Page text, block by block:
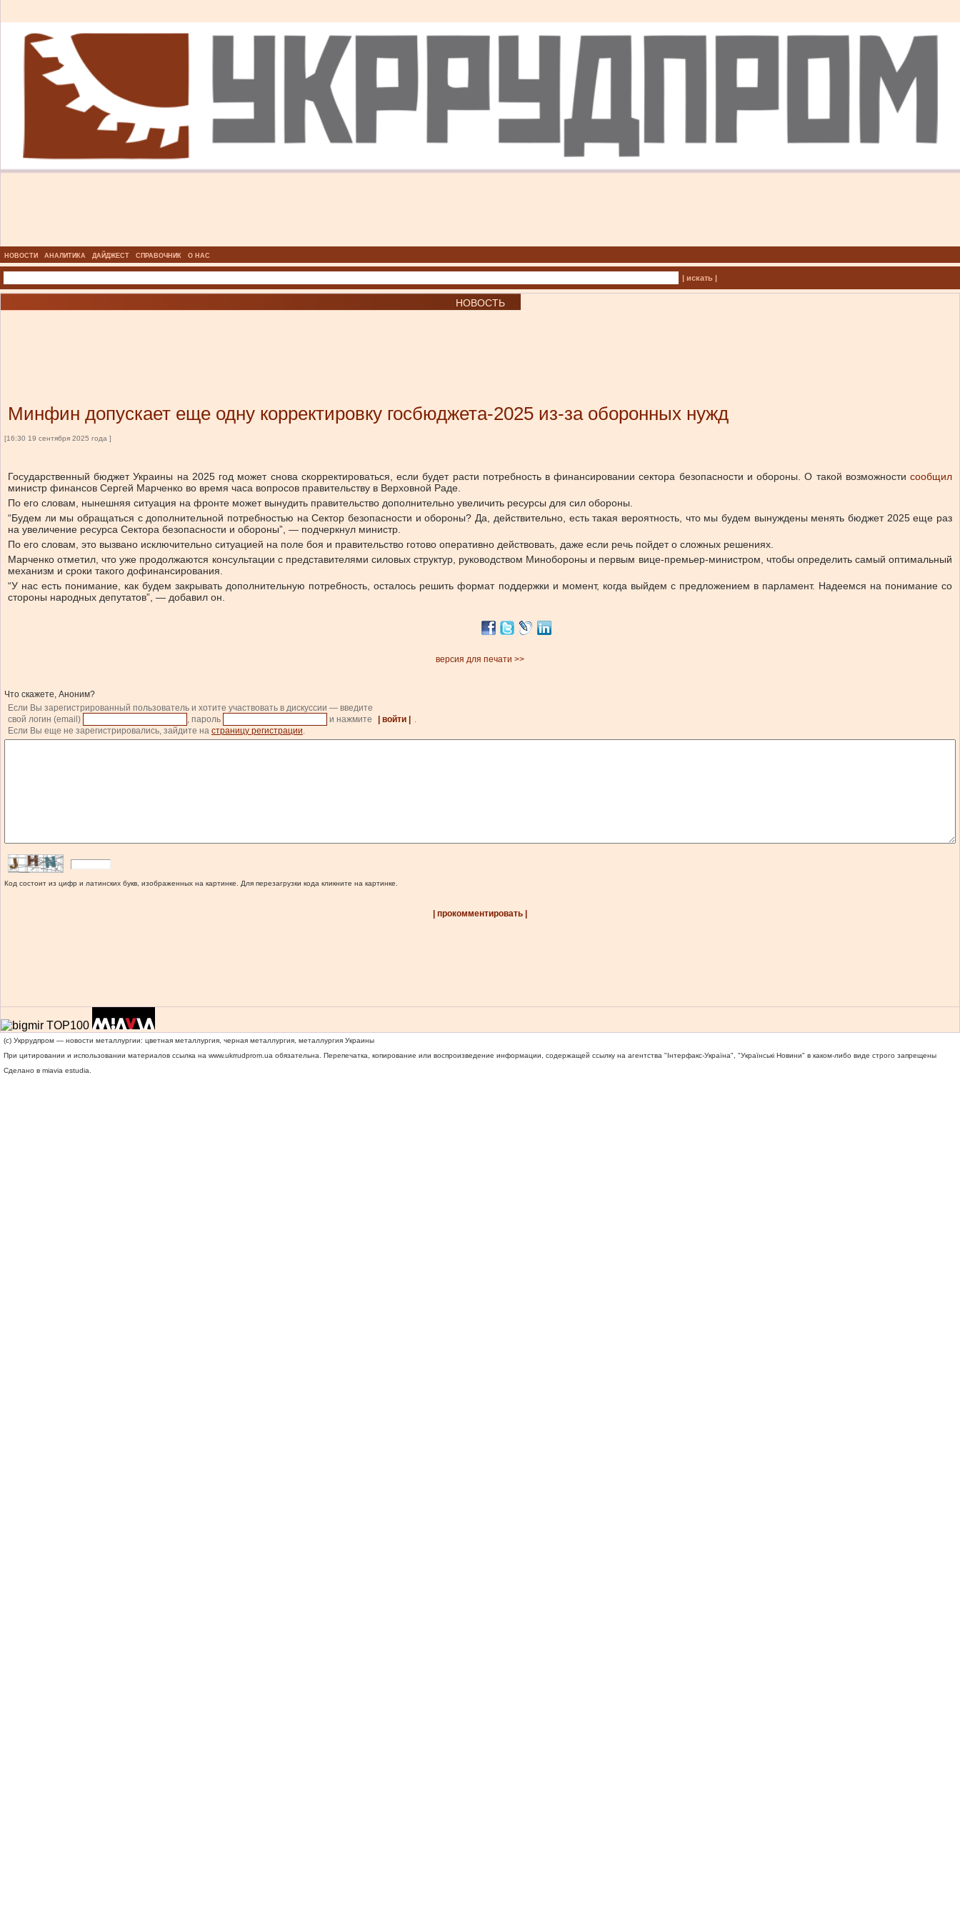
НОВОСТИ АНАЛИТИКА ДАЙДЖЕСТ СПРАВОЧНИК О НАС
| искать |
НОВОСТЬ
Минфин допускает еще одну корректировку госбюджета-2025 из-за оборонных нужд
[16:30 19 сентября 2025 года ]
Государственный бюджет Украины на 2025 год может снова скорректироваться, если будет расти потребность в финансировании сектора безопасности и обороны. О такой возможности сообщил
министр финансов Сергей Марченко во время часа вопросов правительству в Верховной Раде.
По его словам, нынешняя ситуация на фронте может вынудить правительство дополнительно увеличить ресурсы для сил обороны.
“Будем ли мы обращаться с дополнительной потребностью на Сектор безопасности и обороны? Да, действительно, есть такая вероятность, что мы будем вынуждены менять бюджет 2025 еще раз
на увеличение ресурса Сектора безопасности и обороны”, — подчеркнул министр.
По его словам, это вызвано исключительно ситуацией на поле боя и правительство готово оперативно действовать, даже если речь пойдет о сложных решениях.
Марченко отметил, что уже продолжаются консультации с представителями силовых структур, руководством Минобороны и первым вице-премьер-министром, чтобы определить самый оптимальный
механизм и сроки такого дофинансирования.
“У нас есть понимание, как будем закрывать дополнительную потребность, осталось решить формат поддержки и момент, когда выйдем с предложением в парламент. Надеемся на понимание со
стороны народных депутатов”, — добавил он.
версия для печати >>
Что скажете, Аноним?
Если Вы зарегистрированный пользователь и хотите участвовать в дискуссии — введите
свой логин (email)
, пароль и нажмите | войти |
.
Если Вы еще не зарегистрировались, зайдите на страницу регистрации.
Код состоит из цифр и латинских букв, изображенных на картинке. Для перезагрузки кода кликните на картинке.
| прокомментировать |
(c) Укррудпром — новости металлургии: цветная металлургия, черная металлургия, металлургия Украины
При цитировании и использовании материалов ссылка на www.ukrrudprom.ua обязательна. Перепечатка, копирование или воспроизведение информации, содержащей ссылку на агентства "Iнтерфакс-Україна", "Українськi Новини" в каком-либо виде строго запрещены
Сделано в miavia estudia.